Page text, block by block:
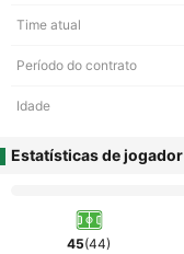
Time atual
Período do contrato
Idade
Estatísticas de jogador
45(44)